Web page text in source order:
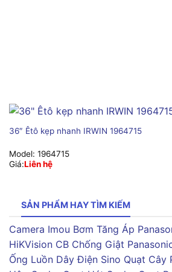
36″ Êtô kẹp nhanh IRWIN 1964715
Model: 1964715
Giá:Liên hệ
SẢN PHẨM HAY TÌM KIẾM
Camera Imou Bơm Tăng Áp
HiKVision CB Chống Giật
Ống Luồn Dây Điện Sino Quạt Cây